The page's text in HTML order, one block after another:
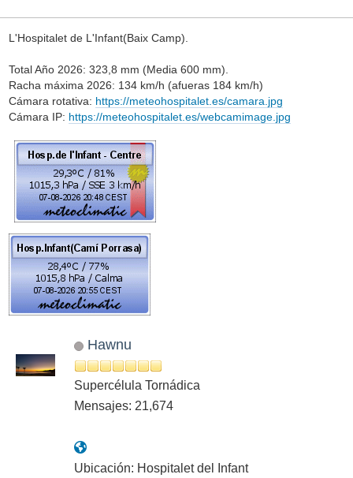
L'Hospitalet de L'Infant(Baix Camp).
Total Año 2026: 323,8 mm (Media 600 mm).
Racha máxima 2026: 134 km/h (afueras 184 km/h)
Cámara rotativa: https://meteohospitalet.es/camara.jpg
Cámara IP: https://meteohospitalet.es/webcamimage.jpg
Hawnu
Supercélula Tornádica
Mensajes: 21,674
Ubicación: Hospitalet del Infant